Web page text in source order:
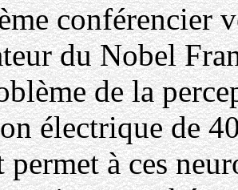
conférencier
du Nobel
de la
électrique de
permet à ces